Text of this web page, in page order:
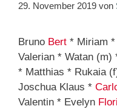
29. November 2019 von
Bruno Bert * Miriam
Valerian * Watan (m)
* Matthias * Rukaia
Joschua Klaus *
Valentin * Evelyn